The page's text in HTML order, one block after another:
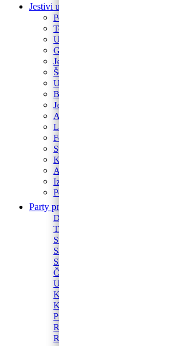
Jestivi ukrasi za torte
Posipi
Toperi
Ukrasi za torte
Glazure i preljevi
Jestive pokrivke
Šečerne mase fondant
Ukrasi od marcipana
Boja za kolače
Jestivi flomasteri
Acetatna folija
Lollipop Štapići
Fontane i prskalice
Sprejevi za slastice
Kutije za torte
Alati za pečenje
Izrezivači i nastavci
Podlošci za torte i kolače
Party program
Dekoracija za prostor
Trakice
Stolnjaci i dekoracije
Salvete
Slamke
Čaše
Ukrasi
Konfetni topovi
Kutije za torte
Pinjate
Rekviziti za momačke i djevojačke
Rekviziti za fotkanje